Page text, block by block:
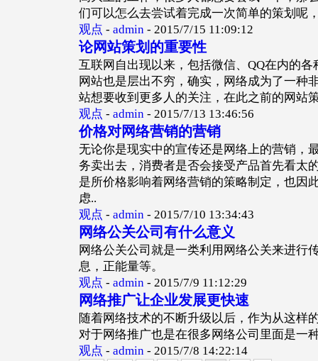
们可以怎么去尝试着完成一次简单的策划呢
观点 - admin- 2015/7/15 11:09:12
论网站策划的重要性
互联网自出现以来，包括微信、QQ在内的
网站也是层出不穷，确实，网络成为了一种
站想要收到更多人的关注，在此之前的网站
观点 - admin- 2015/7/13 13:46:56
价格对网络营销的营销
无论你是现实中的宣传还是网络上的营销，
务卖出去，消费者是否会接受产品首先看太
是所价格影响着网络营销的策略制定，也因
虑..
观点 - admin- 2015/7/10 13:34:43
网络公关公司有什么意义
网络公关公司就是一类利用网络公关来进行
息，正能量等。
观点 - admin- 2015/7/9 11:12:29
网络推广让企业发展更快速
随着网络技术的不断升级以后，作为从这样
对于网络推广也是在很多网络公司里面是一
观点 - admin- 2015/7/8 14:22:14